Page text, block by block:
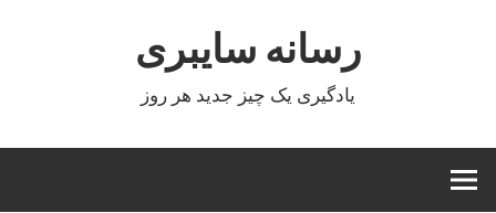
رسانه سایبری
یادگیری یک چیز جدید هر روز